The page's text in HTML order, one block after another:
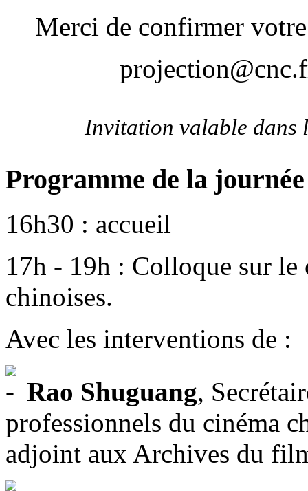
Merci de confirmer votre
Invitation valable dans
Programme de la journée
16h30 : accueil
17h - 19h : Colloque sur le
chinoises.
Avec les interventions de :
Rao Shuguang,
professionnels du cinéma
adjoint aux Archives du